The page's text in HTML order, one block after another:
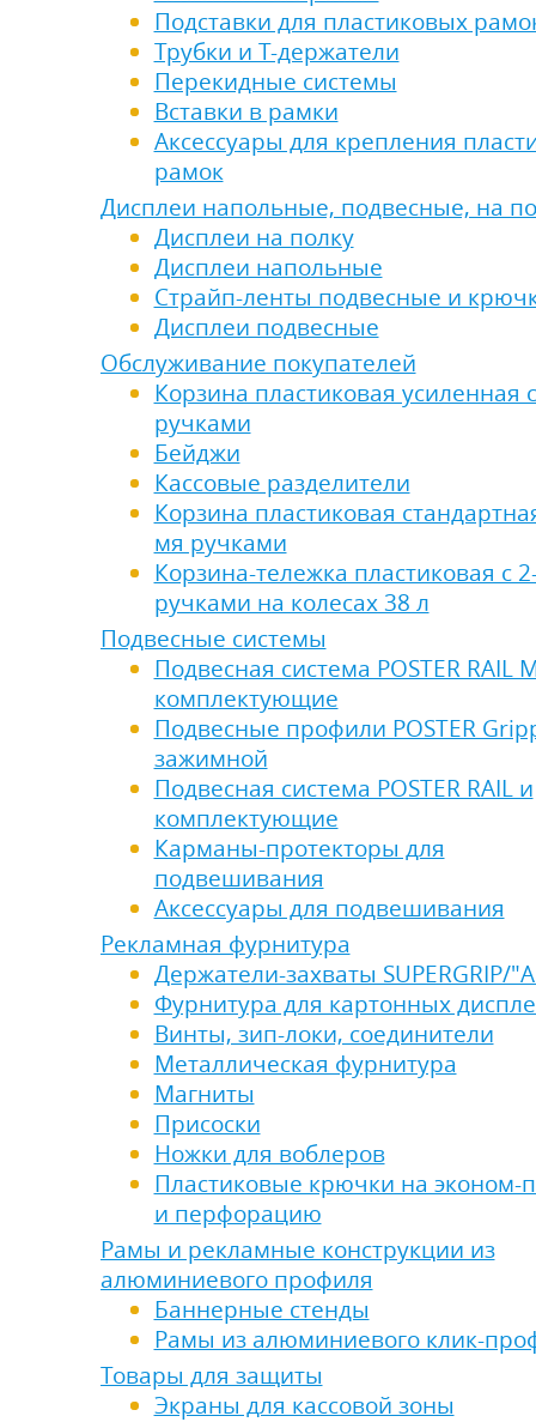
Подставки для пластиковых
Трубки и Т-держатели
Перекидные системы
Вставки в рамки
Аксессуары для крепления
рамок
Дисплеи напольные, подвесные, на
Дисплеи на полку
Дисплеи напольные
Страйп-ленты подвесные и
Дисплеи подвесные
Обслуживание покупателей
Корзина пластиковая усиленная
ручками
Бейджи
Кассовые разделители
Корзина пластиковая
мя ручками
Корзина-тележка пластиковая с
ручками на колесах 38 л
Подвесные системы
Подвесная система POSTER RAIL
комплектующие
Подвесные профили POSTER
зажимной
Подвесная система POSTER RAIL и
комплектующие
Карманы-протекторы для
подвешивания
Аксессуары для подвешивания
Рекламная фурнитура
Держатели-захваты SUPERGRIP/
Фурнитура для картонных
Винты, зип-локи, соединители
Металлическая фурнитура
Магниты
Присоски
Ножки для воблеров
Пластиковые крючки на эконом-
и перфорацию
Рамы и рекламные конструкции из
алюминиевого профиля
Баннерные стенды
Рамы из алюминиевого клик-
Товары для защиты
Экраны для кассовой зоны